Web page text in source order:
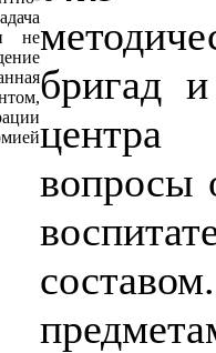
не
бригад
вопросы